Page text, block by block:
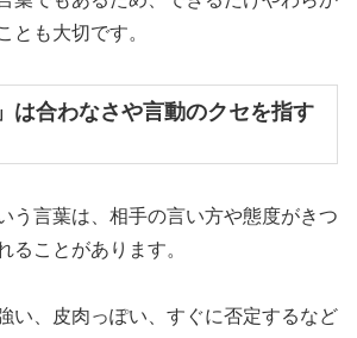
とも大切です。
は合わなさや言動のクセを指す
う言葉は、相手の言い方や態度がきつ
ることがあります。
い、皮肉っぽい、すぐに否定するなど